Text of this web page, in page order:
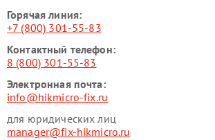
Горячая линия:
+7 (800) 301-55-83
Контактный телефон:
8 (800) 301-55-83
Электронная почта:
info@hikmicro-fix.ru
для юридических лиц
manager@fix-hikmicro.ru